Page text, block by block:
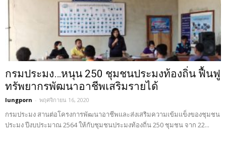
กรมประมง…หนุน 250 ชุมชนประมงท้องถิ่น ฟื้นฟู
ทรัพยากรพัฒนาอาชีพเสริมรายได้
lungporn - พฤศจิกายน 16, 2020
กรมประมง สานต่อโครงการพัฒนาอาชีพและส่งเสริมความเข้มแข็งของชุมชน
ประมง ปีงบประมาณ 2564 ให้กับชุมชนประมงท้องถิ่น 250 ชุมชน จาก 22...